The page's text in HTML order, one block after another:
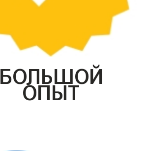
БОЛЬШОЙ
ОПЫТ